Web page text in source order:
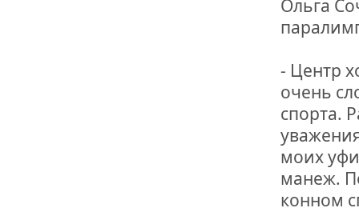
Ольга
- Центр
очень
спорта.
моих
манеж.
конном